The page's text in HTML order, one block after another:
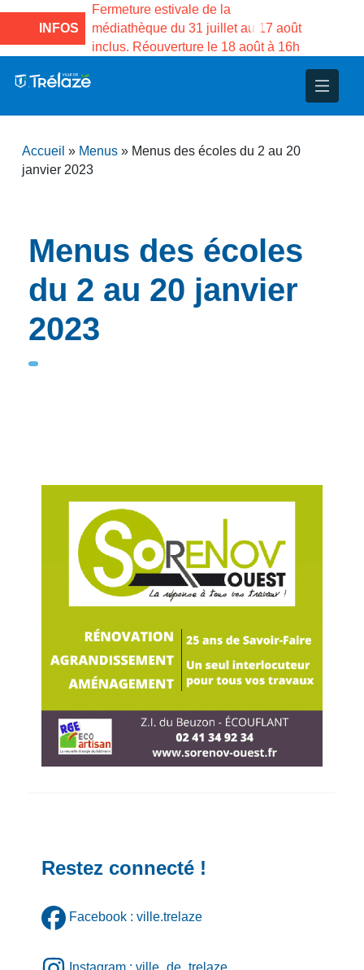
INFOS
la Maison des
de Gama du
Fermeture estivale de la
médiathèque du 31 juillet au 17 août
inclus. Réouverture le 18 août à 16h
et d’animations
Projets
– Jumelage
Accueil » Menus » Menus des écoles du 2 au 20
janvier 2023
Menus des écoles
du 2 au 20 janvier
2023
Restez connecté !
Facebook : ville.trelaze